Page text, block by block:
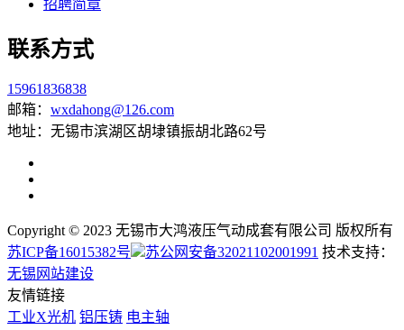
招聘简章
联系方式
15961836838
邮箱： wxdahong@126.com
地址：无锡市滨湖区胡埭镇振胡北路62号
Copyright © 2023 无锡市大鸿液压气动成套有限公司 版权所有
苏ICP备16015382号
苏公网安备32021102001991 技术支持：
无锡网站建设
友情链接
工业X光机 铝压铸 电主轴